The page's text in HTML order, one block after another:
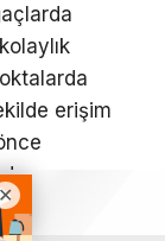
erişim
Başkan Erkan Aydın; Osmangazi için 7/24 çalışıyoruz